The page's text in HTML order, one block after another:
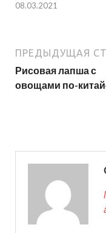
08.03.2021
ПРЕДЫДУЩАЯ
Рисовая лапша с
овощами по-